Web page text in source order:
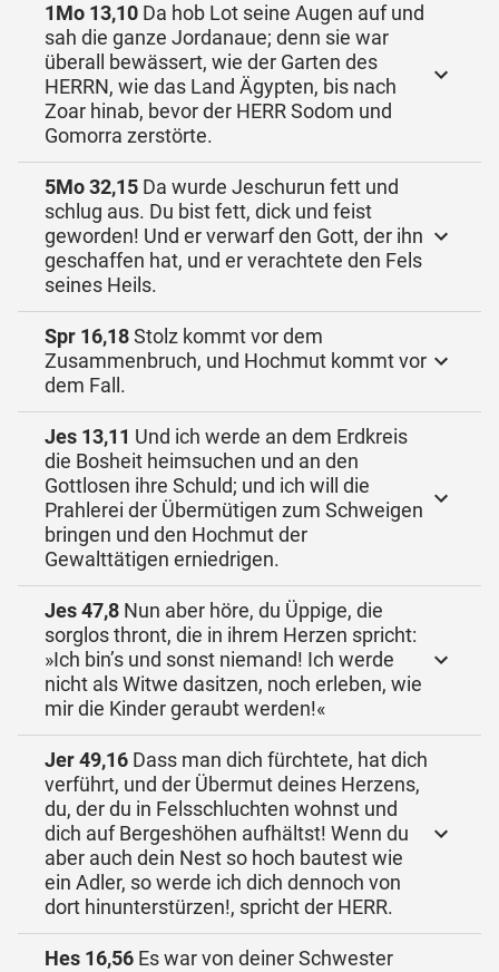
1Mo 13,10 Da hob Lot seine Augen auf und
sah die ganze Jordanaue; denn sie war
überall bewässert, wie der Garten des
HERRN, wie das Land Ägypten, bis nach
Zoar hinab, bevor der HERR Sodom und
Gomorra zerstörte.
5Mo 32,15 Da wurde Jeschurun fett und
schlug aus. Du bist fett, dick und feist
geworden! Und er verwarf den Gott, der ihn
geschaffen hat, und er verachtete den Fels
seines Heils.
Spr 16,18Stolz kommt vor dem
Zusammenbruch, und Hochmut kommt vor
dem Fall.
Jes 13,11 Und ich werde an dem Erdkreis
die Bosheit heimsuchen und an den
Gottlosen ihre Schuld; und ich will die
Prahlerei der Übermütigen zum Schweigen
bringen und den Hochmut der
Gewalttätigen erniedrigen.
Jes 47,8 Nun aber höre, du Üppige, die
sorglos thront, die in ihrem Herzen spricht:
»Ich bin’s und sonst niemand! Ich werde
nicht als Witwe dasitzen, noch erleben, wie
mir die Kinder geraubt werden!«
Jer 49,16 Dass man dich fürchtete, hat dich
verführt, und der Übermut deines Herzens,
du, der du in Felsschluchten wohnst und
dich auf Bergeshöhen aufhältst! Wenn du
aber auch dein Nest so hoch bautest wie
ein Adler, so werde ich dich dennoch von
dort hinunterstürzen!, spricht der HERR.
Hes 16,56 Es war von deiner Schwester